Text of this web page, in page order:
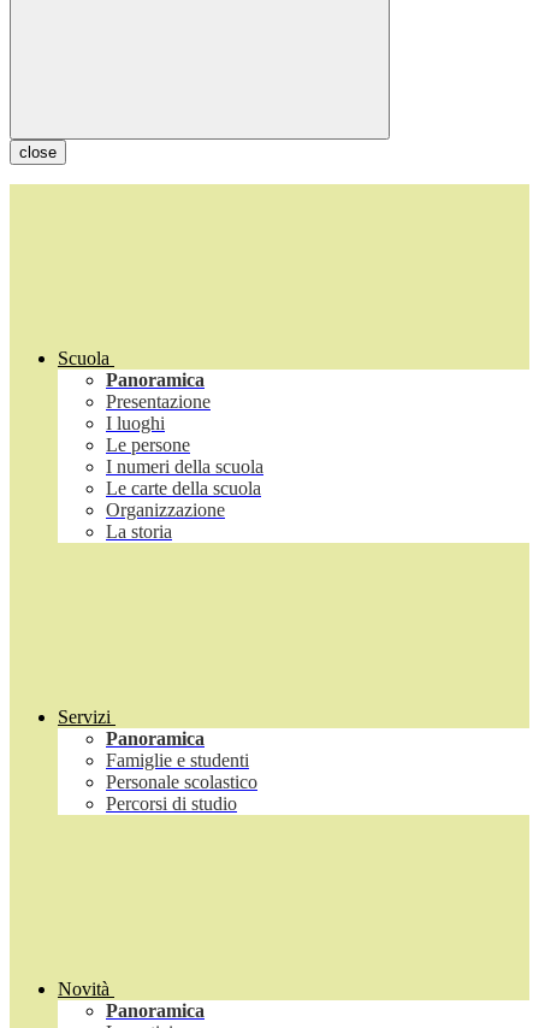
close
Scuola
Panoramica
Presentazione
I luoghi
Le persone
I numeri della scuola
Le carte della scuola
Organizzazione
La storia
Servizi
Panoramica
Famiglie e studenti
Personale scolastico
Percorsi di studio
Novità
Panoramica